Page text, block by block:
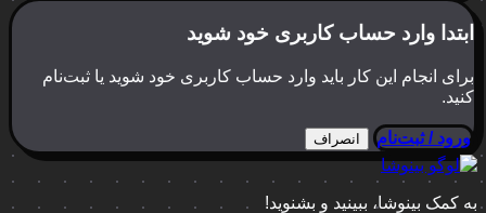
ابتدا وارد حساب کاربری خود شوید
برای انجام این کار باید وارد حساب کاربری خود شوید یا ثبت‌نام
کنید.
ورود / ثبت‌نام انصراف
به کمک بینوشا، ببینید و بشنوید!